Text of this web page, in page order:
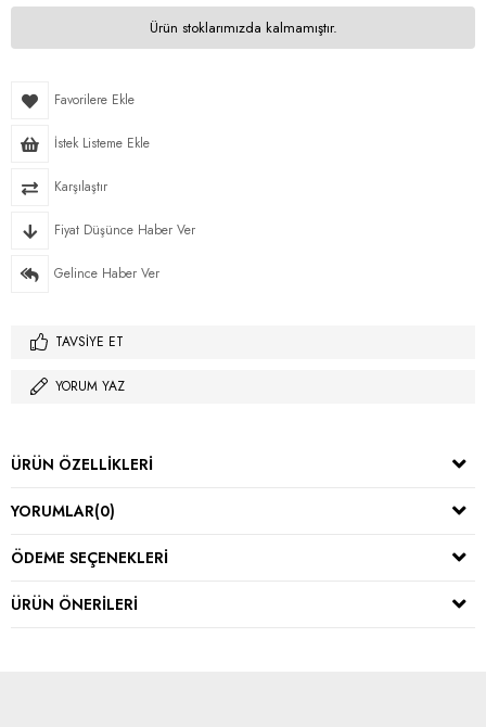
Ürün stoklarımızda kalmamıştır.
Favorilere Ekle
İstek Listeme Ekle
Karşılaştır
Fiyat Düşünce Haber Ver
Gelince Haber Ver
TAVSIYE ET
YORUM YAZ
ÜRÜN ÖZELLIKLERI
YORUMLAR(0)
ÖDEME SEÇENEKLERI
ÜRÜN ÖNERILERI